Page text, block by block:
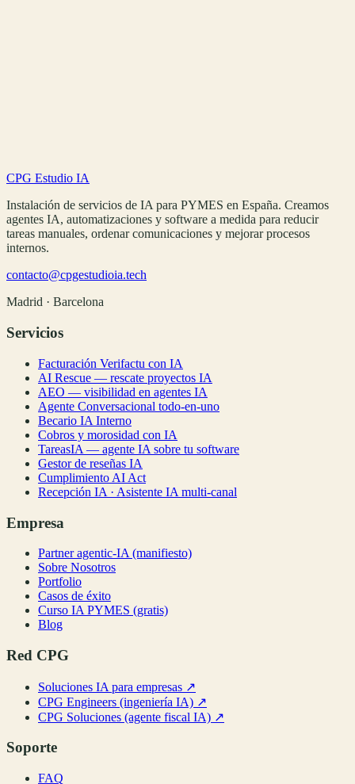
Volver al blog
CPG Estudio IA
Instalación de servicios de IA para PYMES en España. Creamos
agentes IA, automatizaciones y software a medida para reducir
tareas manuales, ordenar comunicaciones y mejorar procesos
internos.
contacto@cpgestudioia.tech
Madrid · Barcelona
Servicios
Facturación Verifactu con IA
AI Rescue — rescate proyectos IA
AEO — visibilidad en agentes IA
Agente Conversacional todo-en-uno
Becario IA Interno
Cobros y morosidad con IA
TareasIA — agente IA sobre tu software
Gestor de reseñas IA
Cumplimiento AI Act
Recepción IA · Asistente IA multi-canal
Empresa
Partner agentic-IA (manifiesto)
Sobre Nosotros
Portfolio
Casos de éxito
Curso IA PYMES (gratis)
Blog
Red CPG
Soluciones IA para empresas ↗
CPG Engineers (ingeniería IA) ↗
CPG Soluciones (agente fiscal IA) ↗
Soporte
FAQ